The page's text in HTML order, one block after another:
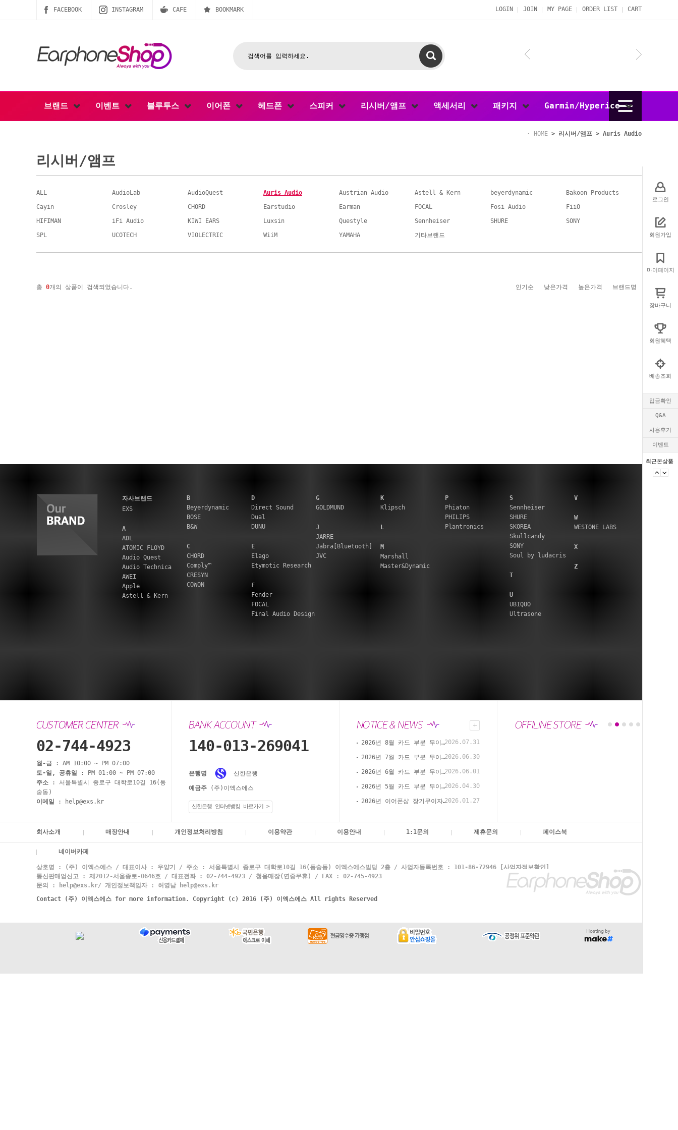
로그인
회원가입
마이페이지
장바구니
회원혜택
배송조회
입금확인
Q&A
사용후기
이벤트
최근본상품
FACEBOOK INSTAGRAM CAFE BOOKMARK LOGIN JOIN MY PAGE ORDER LIST CART
브랜드 이벤트 블루투스 이어폰 헤드폰 스피커 리시버/앰프 액세서리 패키지 Garmin/Hyperice
HOME > 리시버/앰프 > Auris Audio
리시버/앰프
ALL AudioLab AudioQuest Auris Audio Austrian Audio Astell & Kern beyerdynamic
Bakoon Products
Cayin
Crosley CHORD Earstudio Earman FOCAL Fosi Audio
FiiO
HIFIMAN
iFi Audio KIWI EARS Luxsin Questyle Sennheiser SHURE
SONY
SPL
UCOTECH VIOLECTRIC WiiM YAMAHA 기타브랜드
총 0개의 상품이 검색되었습니다. 인기순 낮은가격 높은가격 브랜드명
자사브랜드
EXS
A
ADL
ATOMIC FLOYD
Audio Quest
Audio Technica
AWEI
Apple
Astell & Kern
B
Beyerdynamic
BOSE
B&W
C
CHORD
Comply™
CRESYN
COWON
D
Direct Sound
Dual
DUNU
E
Elago
Etymotic Research
F
Fender
FOCAL
Final Audio Design
G
GOLDMUND
J
JARRE
Jabra[Bluetooth]
JVC
K
Klipsch
L
M
Marshall
Master&Dynamic
P
Phiaton
PHILIPS
Plantronics
S
Sennheiser
SHURE
SKOREA
Skullcandy
SONY
Soul by ludacris
T
U
UBIQUO
Ultrasone
V
W
WESTONE LABS
X
Z
02-744-4923
월-금 : AM 10:00 ~ PM 07:00
토-일, 공휴일
: PM 01:00 ~ PM 07:00
주소 : 서울특별시 종로구 대학로10길 16(동
숭동)
이메일
: help@exs.kr
140-013-269041
은행명 신한은행
예금주 (주)이엑스에스
신한은행 인터넷뱅킹 바로가기 >
2026년 8월 카드 부분 무이자 할부 안내(이어폰샵 온라인 결제)2026.07.31
2026년 7월 카드 부분 무이자 할부 안내(이어폰샵 온라인 결제)2026.06.30
2026년 6월 카드 부분 무이자 할부 안내(이어폰샵 온라인 결제)2026.06.01
2026년 5월 카드 부분 무이자 할부 안내(이어폰샵 온라인 결제)2026.04.30
2026년 이어폰샵 장기무이자 할부 이벤트2026.01.27
회사소개 매장안내 개인정보처리방침 이용약관 이용안내 1:1문의 제휴문의 페이스북
네이버카페
상호명 : (주) 이엑스에스 / 대표이사 : 우양기 / 주소 : 서울특별시 종로구 대학로10길 16(동숭동) 이엑스에스빌딩 2층 / 사업자등록번호 : 101-86-72946
[사업자정보확인]
통신판매업신고 : 제2012-서울종로-0646호 / 대표전화 : 02-744-4923 / 청음매장(연중무휴) / FAX : 02-745-4923
문의 : help@exs.kr/ 개인정보책임자 : 허영남 help@exs.kr
Contact (주) 이엑스에스 for more information. Copyright (c) 2016 (주) 이엑스에스 All rights Reserved